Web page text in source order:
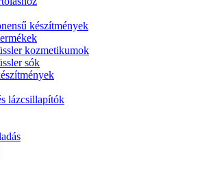
készítmények
kozmetikumok
sók
lázcsillapítók